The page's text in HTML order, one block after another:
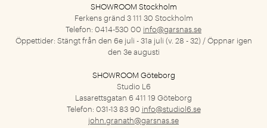
SHOWROOM Stockholm
Ferkens gränd 3111 30 Stockholm
Telefon: 0414-530 00 info@garsnas.se
Öppettider: Stängt från den 6e juli - 31a juli (v. 28 - 32) / Öppnar igen
den 3e augusti
SHOWROOM Göteborg
Studio L6
Lasarettsgatan 6 411 19 Göteborg
Telefon: 031-13 83 90 info@studiol6.se
john.granath@garsnas.se